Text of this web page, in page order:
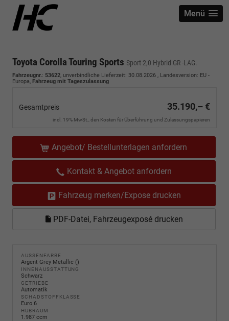
Menü
Toyota Corolla Touring Sports Sport 2,0 Hybrid GR -LAG.
Fahrzeugnr.: 53622, unverbindliche Lieferzeit: 30.08.2026 , Landesversion: EU -
Europa, Fahrzeug mit Tageszulassung
Gesamtpreis 35.190,– €
incl. 19% MwSt., den Kosten für Überführung und Zulassungspapieren
Angebot/ Bestellunterlagen anfordern
Kontakt & Angebot anfordern
Fahrzeug merken/Expose drucken
PDF-Datei, Fahrzeugexposé drucken
AUSSENFARBE
Argent Grey Metallic ()
INNENAUSSTATTUNG
Schwarz
GETRIEBE
Automatik
SCHADSTOFFKLASSE
Euro 6
HUBRAUM
1.987 ccm